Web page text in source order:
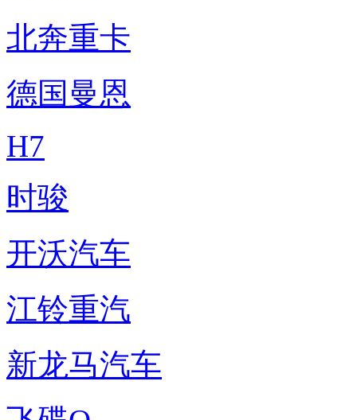
北奔重卡
德国曼恩
H7
时骏
开沃汽车
江铃重汽
新龙马汽车